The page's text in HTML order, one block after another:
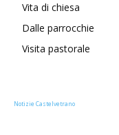
Vita di chiesa
Dalle parrocchie
Visita pastorale
Notizie Castelvetrano